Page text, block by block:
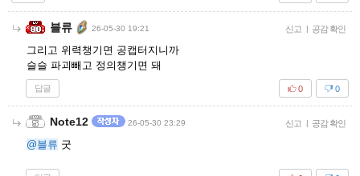
블류 26-05-30 19:21 신고 | 공감 확인
그리고 위력챙기면 공캡터지니까
슬슬 파괴빼고 정의챙기면 돼
답글 0
0
Note12 26-05-30 23:29 신고 | 공감 확인
@블류 굿